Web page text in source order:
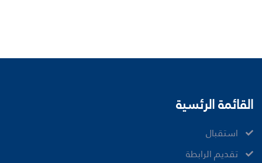
القائمة الرئسية
ﺍﺳﺘﻘﺒﺎﻝ
ﺗﻘﺪﻳﻢ ﺍﻟﺮﺍﺑﻄﺔ